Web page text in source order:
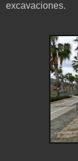
excavaciones.